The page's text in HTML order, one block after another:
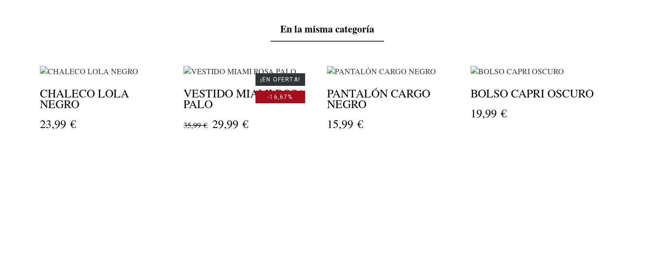
En la misma categoría
CHALECO LOLA
NEGRO
23,99 €
VESTIDO MIAMI ROSA
PALO
35,99 € 29,99 €
¡EN OFERTA!
-16,67% PANTALÓN CARGO
NEGRO
15,99 €
BOLSO CAPRI OSCURO
19,99 €